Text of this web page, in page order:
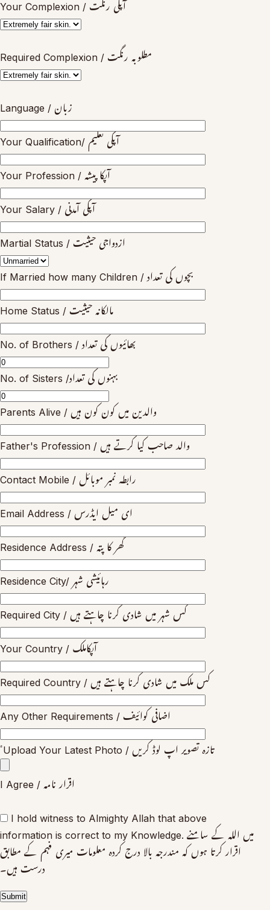
Your Complexion / آپکی رنگت
Required Complexion / مطلوبہ رنگت
Language / زبان
Your Qualification/ آپکی تعلیم
Your Profession / آپکا پیشہ
Your Salary / آپکی آمدنی
Martial Status / ازدواجی حیثیت
If Married how many Children / بچوں کی تعداد
Home Status / مالکانہ حیثیت
No. of Brothers / بھائیوں کی تعداد
No. of Sisters /بہنوں کی تعداد
Parents Alive / والدین میں کون کون ہیں
Father's Profession / والد صاحب کیا کرتے ہیں
Contact Mobile / رابطہ نمبر موبائل
Email Address / ای میل ایڈرس
Residence Address / گھر کا پتہ
Residence City/ رہائیشی شہر
Required City / کس شہر میں شادی کرنا چاہتے ہیں
Your Country / آپکاملک
Required Country / کس ملک میں شادی کرنا چاہتے ہیں
Any Other Requirements / اضافی کوائیف
ٴUpload Your Latest Photo / تازہ تصویر اپ لوڈ کریں
I Agree / اقرار نامہ
I hold witness to Almighty Allah that above
information is correct to my Knowledge. میں اللہ کے سامنے
اقرار کرتا ہوں کہ مندرجہ بالا درج کردہ معلومات میری فہم کے مطابق
درست ہیں۔